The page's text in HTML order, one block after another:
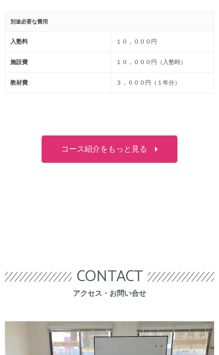
別途必要な費用
入塾料 １０，０００円
施設費 １０，０００円（入塾時）
教材費 ３，０００円（１年分）
コース紹介をもっと見る
CONTACT
​アクセス・お問い合せ